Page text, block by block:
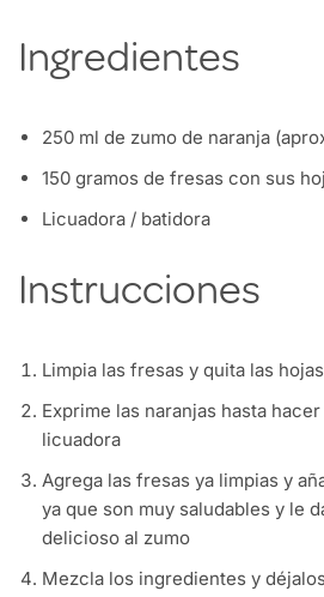
Ingredientes
250 ml de zumo de naranja
150 gramos de fresas con sus
Licuadora / batidora
Instrucciones
Limpia las fresas y quita las
Exprime las naranjas hasta
licuadora
Agrega las fresas ya limpias y
ya que son muy saludables y le
delicioso al zumo
Mezcla los ingredientes y